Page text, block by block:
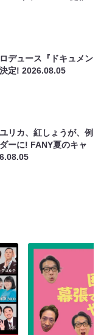
デュース『ドキュメン
決定!2026.08.05
リカ、紅しょうが、例
ーに! FANY夏のキャ